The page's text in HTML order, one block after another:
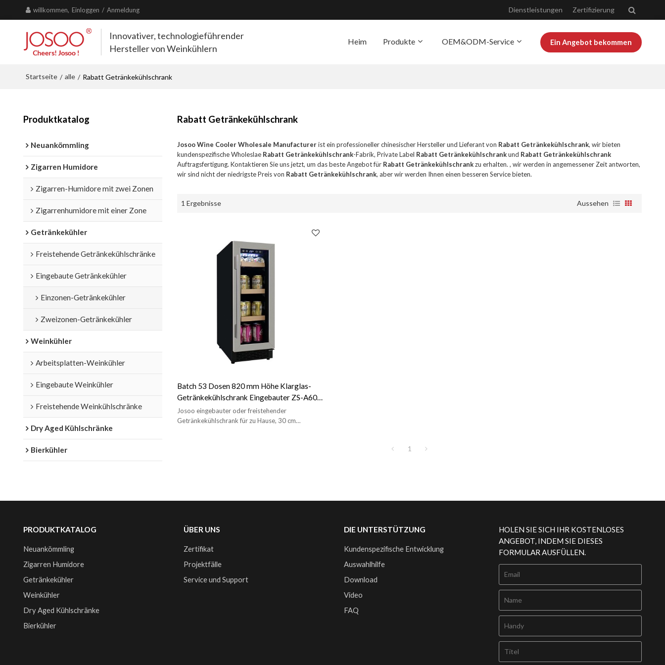
willkommen, Einloggen / Anmeldung Dienstleistungen Zertifizierung
Innovativer, technologieführender
Hersteller von Weinkühlern
Heim Produkte OEM&ODM-Service Ein Angebot bekommen
Startseite / alle / Rabatt Getränkekühlschrank
Produktkatalog
Neuankömmling
Zigarren Humidore
Zigarren-Humidore mit zwei Zonen
Zigarrenhumidore mit einer Zone
Getränkekühler
Freistehende Getränkekühlschränke
Eingebaute Getränkekühler
Einzonen-Getränkekühler
Zweizonen-Getränkekühler
Weinkühler
Arbeitsplatten-Weinkühler
Eingebaute Weinkühler
Freistehende Weinkühlschränke
Dry Aged Kühlschränke
Bierkühler
Rabatt Getränkekühlschrank
Josoo Wine Cooler Wholesale Manufacturerist ein professioneller chinesischer Hersteller und Lieferant von Rabatt Getränkekühlschrank, wir bieten
kundenspezifische Wholeslae Rabatt Getränkekühlschrank-Fabrik, Private Label Rabatt Getränkekühlschrankund Rabatt Getränkekühlschrank
Auftragsfertigung. Kontaktieren Sie uns jetzt, um das beste Angebot für Rabatt Getränkekühlschrankzu erhalten. , wir werden in angemessener Zeit antworten,
wir sind nicht der niedrigste Preis von Rabatt Getränkekühlschrank, aber wir werden Ihnen einen besseren Service bieten.
1 Ergebnisse Aussehen
Batch 53 Dosen 820 mm Höhe Klarglas-
Getränkekühlschrank Eingebauter ZS-A60Y
für die Getränkeaufbewahrung mit
Drahtregal-SS-Tür
Josoo eingebauter oder freistehender
Getränkekühlschrank für zu Hause, 30 cm
1
PRODUKTKATALOG
Neuankömmling
Zigarren Humidore
Getränkekühler
Weinkühler
Dry Aged Kühlschränke
Bierkühler
ÜBER UNS
Zertifikat
Projektfälle
Service und Support
DIE UNTERSTÜTZUNG
Kundenspezifische Entwicklung
Auswahlhilfe
Download
Video
FAQ
HOLEN SIE SICH IHR KOSTENLOSES
ANGEBOT, INDEM SIE DIESES
FORMULAR AUSFÜLLEN.